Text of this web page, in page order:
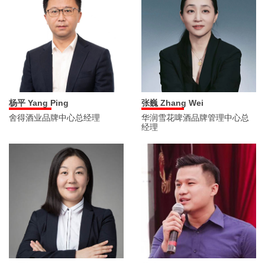
杨平 Yang Ping
舍得酒业品牌中心总经理
张巍 Zhang Wei
华润雪花啤酒品牌管理中心总
经理